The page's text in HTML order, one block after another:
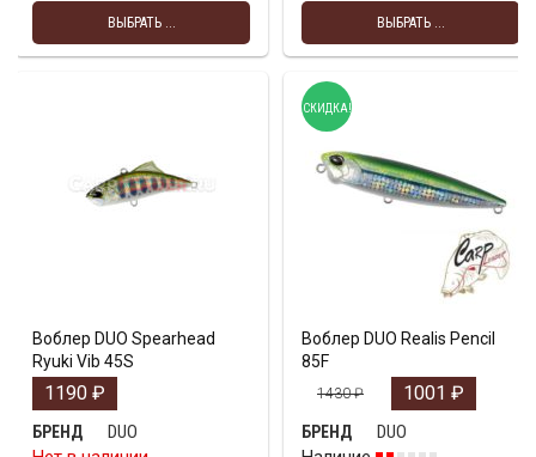
ВЫБРАТЬ ... ВЫБРАТЬ ...
Воблер DUO Spearhead
Ryuki Vib 45S
1190 ₽
БРЕНД
DUO
Воблер DUO Realis Pencil
85F
1430₽ 1001 ₽
БРЕНД
DUO
СКИДКА!